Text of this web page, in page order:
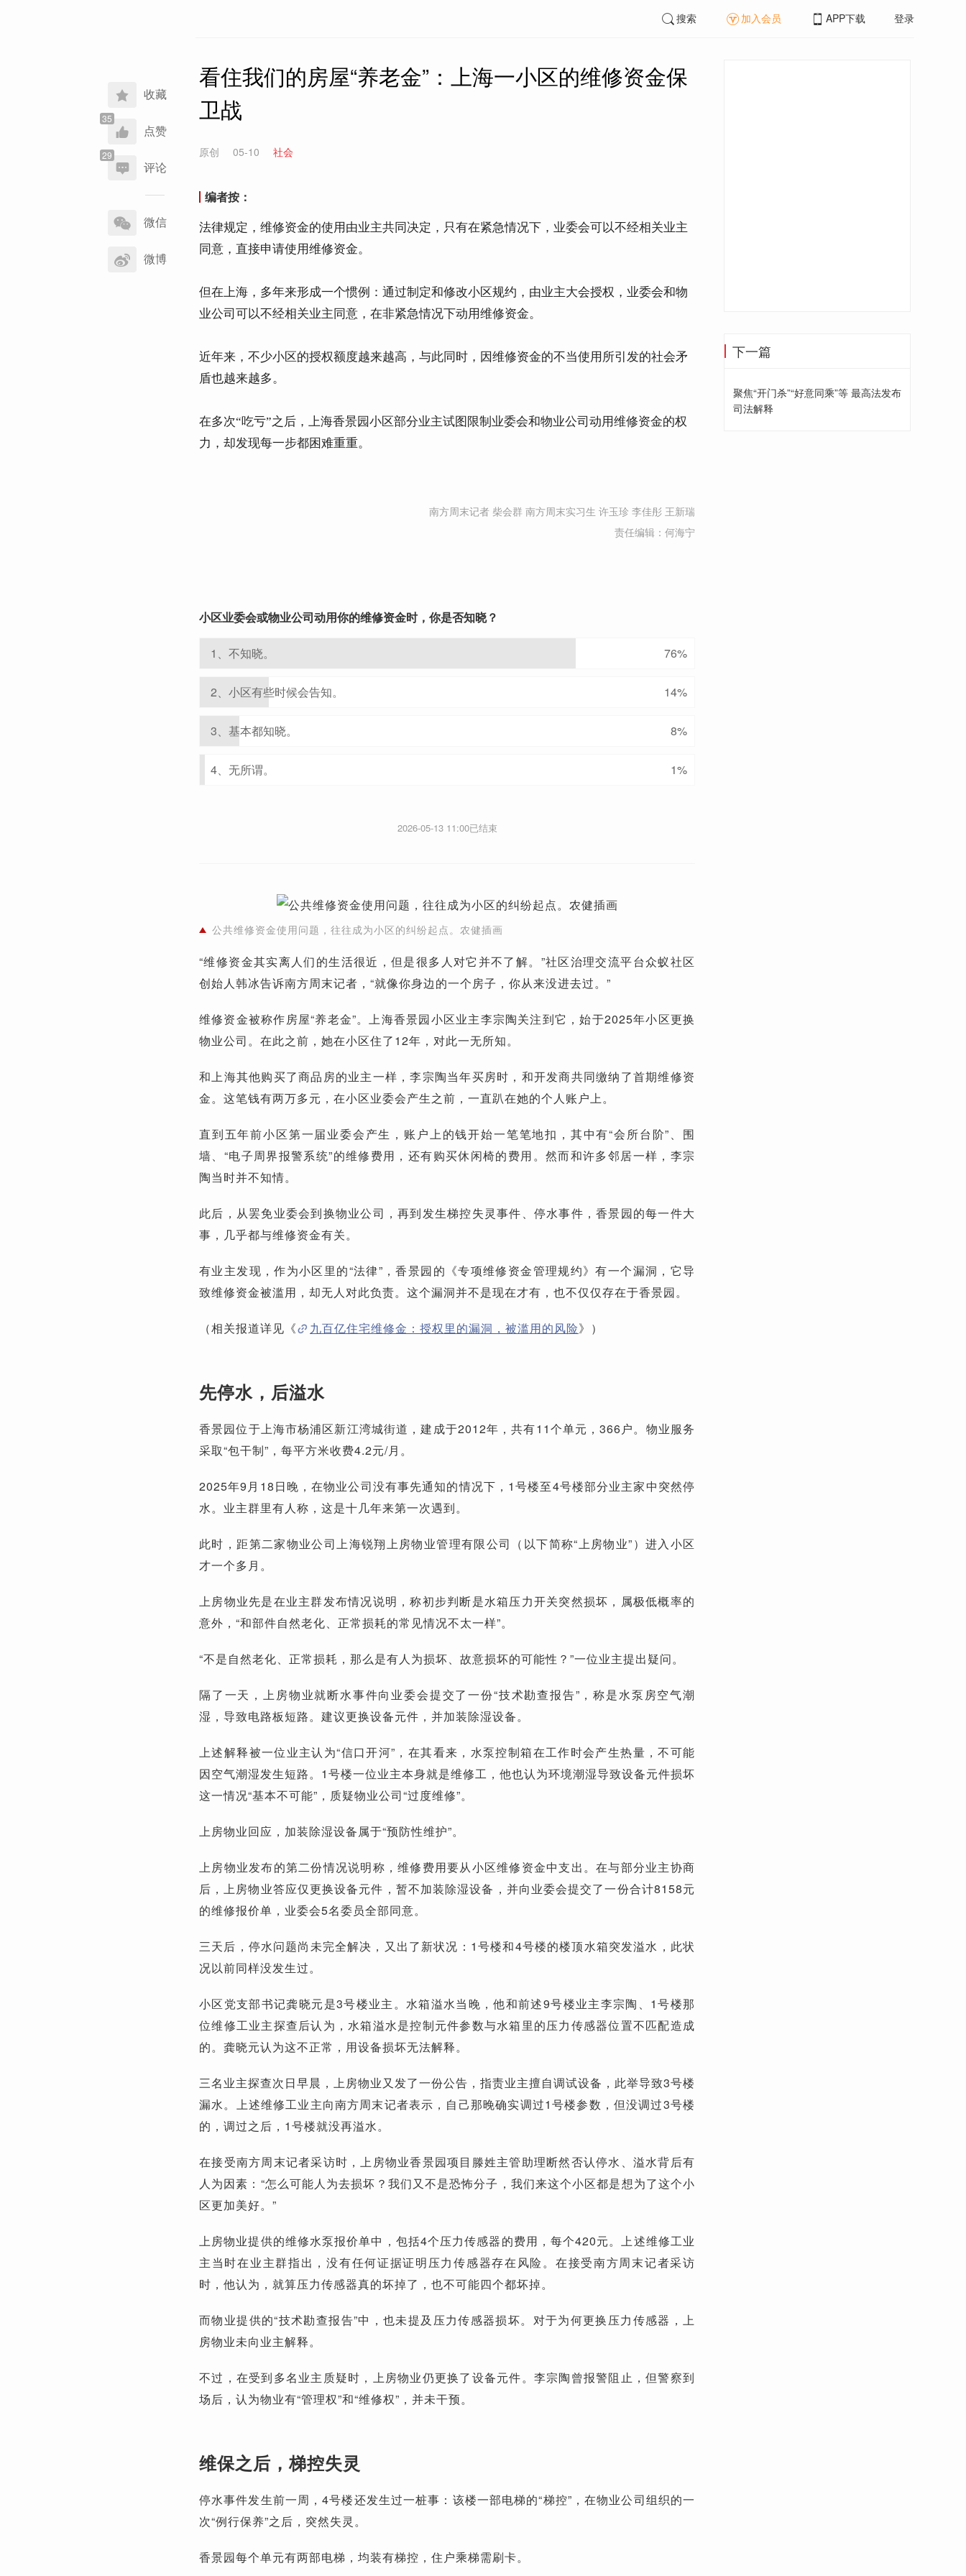
收藏
点赞
评论
享
到
微信
微博
搜索 加入会员 APP下载 登录
看住我们的房屋“养老金”：上海一小区的维修资金保
卫战
原创 05-10 社会
编者按：
法律规定，维修资金的使用由业主共同决定，只有在紧急情况下，业委会可以不经相关业主
同意，直接申请使用维修资金。
但在上海，多年来形成一个惯例：通过制定和修改小区规约，由业主大会授权，业委会和物
业公司可以不经相关业主同意，在非紧急情况下动用维修资金。
近年来，不少小区的授权额度越来越高，与此同时，因维修资金的不当使用所引发的社会矛
盾也越来越多。
在多次“吃亏”之后，上海香景园小区部分业主试图限制业委会和物业公司动用维修资金的权
力，却发现每一步都困难重重。
南方周末记者 柴会群 南方周末实习生 许玉珍 李佳彤 王新瑞
责任编辑：何海宁
小区业委会或物业公司动用你的维修资金时，你是否知晓？
1、不知晓。 76%
2、小区有些时候会告知。 14%
3、基本都知晓。 8%
4、无所谓。 1%
2026-05-13 11:00已结束
公共维修资金使用问题，往往成为小区的纠纷起点。农健插画
“维修资金其实离人们的生活很近，但是很多人对它并不了解。”社区治理交流平台众蚁社区
创始人韩冰告诉南方周末记者，“就像你身边的一个房子，你从来没进去过。”
维修资金被称作房屋“养老金”。上海香景园小区业主李宗陶关注到它，始于2025年小区更换
物业公司。在此之前，她在小区住了12年，对此一无所知。
和上海其他购买了商品房的业主一样，李宗陶当年买房时，和开发商共同缴纳了首期维修资
金。这笔钱有两万多元，在小区业委会产生之前，一直趴在她的个人账户上。
直到五年前小区第一届业委会产生，账户上的钱开始一笔笔地扣，其中有“会所台阶”、围
墙、“电子周界报警系统”的维修费用，还有购买休闲椅的费用。然而和许多邻居一样，李宗
陶当时并不知情。
此后，从罢免业委会到换物业公司，再到发生梯控失灵事件、停水事件，香景园的每一件大
事，几乎都与维修资金有关。
有业主发现，作为小区里的“法律”，香景园的《专项维修资金管理规约》有一个漏洞，它导
致维修资金被滥用，却无人对此负责。这个漏洞并不是现在才有，也不仅仅存在于香景园。
（相关报道详见《 九百亿住宅维修金：授权里的漏洞，被滥用的风险》）
先停水，后溢水
香景园位于上海市杨浦区新江湾城街道，建成于2012年，共有11个单元，366户。物业服务
采取“包干制”，每平方米收费4.2元/月。
2025年9月18日晚，在物业公司没有事先通知的情况下，1号楼至4号楼部分业主家中突然停
水。业主群里有人称，这是十几年来第一次遇到。
此时，距第二家物业公司上海锐翔上房物业管理有限公司（以下简称“上房物业”）进入小区
才一个多月。
上房物业先是在业主群发布情况说明，称初步判断是水箱压力开关突然损坏，属极低概率的
意外，“和部件自然老化、正常损耗的常见情况不太一样”。
“不是自然老化、正常损耗，那么是有人为损坏、故意损坏的可能性？”一位业主提出疑问。
隔了一天，上房物业就断水事件向业委会提交了一份“技术勘查报告”，称是水泵房空气潮
湿，导致电路板短路。建议更换设备元件，并加装除湿设备。
上述解释被一位业主认为“信口开河”，在其看来，水泵控制箱在工作时会产生热量，不可能
因空气潮湿发生短路。1号楼一位业主本身就是维修工，他也认为环境潮湿导致设备元件损坏
这一情况“基本不可能”，质疑物业公司“过度维修”。
上房物业回应，加装除湿设备属于“预防性维护”。
上房物业发布的第二份情况说明称，维修费用要从小区维修资金中支出。在与部分业主协商
后，上房物业答应仅更换设备元件，暂不加装除湿设备，并向业委会提交了一份合计8158元
的维修报价单，业委会5名委员全部同意。
三天后，停水问题尚未完全解决，又出了新状况：1号楼和4号楼的楼顶水箱突发溢水，此状
况以前同样没发生过。
小区党支部书记龚晓元是3号楼业主。水箱溢水当晚，他和前述9号楼业主李宗陶、1号楼那
位维修工业主探查后认为，水箱溢水是控制元件参数与水箱里的压力传感器位置不匹配造成
的。龚晓元认为这不正常，用设备损坏无法解释。
三名业主探查次日早晨，上房物业又发了一份公告，指责业主擅自调试设备，此举导致3号楼
漏水。上述维修工业主向南方周末记者表示，自己那晚确实调过1号楼参数，但没调过3号楼
的，调过之后，1号楼就没再溢水。
在接受南方周末记者采访时，上房物业香景园项目滕姓主管助理断然否认停水、溢水背后有
人为因素：“怎么可能人为去损坏？我们又不是恐怖分子，我们来这个小区都是想为了这个小
区更加美好。”
上房物业提供的维修水泵报价单中，包括4个压力传感器的费用，每个420元。上述维修工业
主当时在业主群指出，没有任何证据证明压力传感器存在风险。在接受南方周末记者采访
时，他认为，就算压力传感器真的坏掉了，也不可能四个都坏掉。
而物业提供的“技术勘查报告”中，也未提及压力传感器损坏。对于为何更换压力传感器，上
房物业未向业主解释。
不过，在受到多名业主质疑时，上房物业仍更换了设备元件。李宗陶曾报警阻止，但警察到
场后，认为物业有“管理权”和“维修权”，并未干预。
维保之后，梯控失灵
停水事件发生前一周，4号楼还发生过一桩事：该楼一部电梯的“梯控”，在物业公司组织的一
次“例行保养”之后，突然失灵。
香景园每个单元有两部电梯，均装有梯控，住户乘梯需刷卡。
下一篇
聚焦“开门杀”“好意同乘”等 最高法发布
司法解释